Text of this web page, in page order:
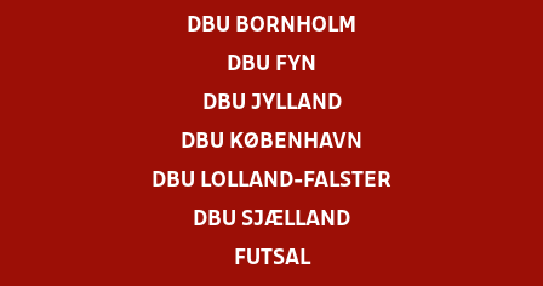
DBU BORNHOLM
DBU FYN
DBU JYLLAND
DBU KØBENHAVN
DBU LOLLAND-FALSTER
DBU SJÆLLAND
FUTSAL